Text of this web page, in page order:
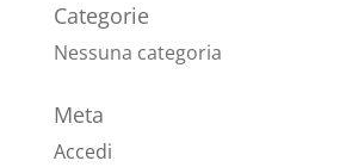
Categorie
Nessuna categoria
Meta
Accedi